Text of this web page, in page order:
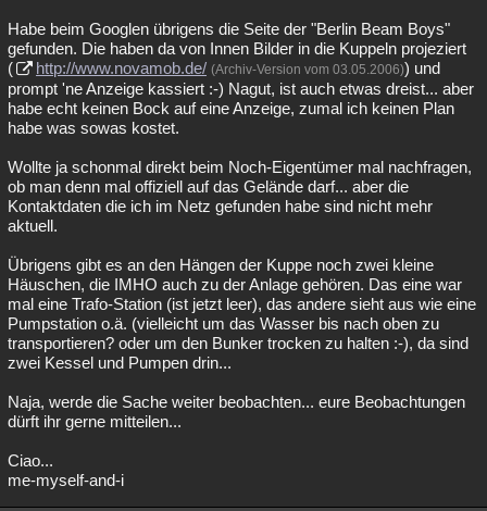
Habe beim Googlen übrigens die Seite der "Berlin Beam Boys"
gefunden. Die haben da von Innen Bilder in die Kuppeln projeziert
(
http://www.novamob.de/ (Archiv-Version vom 03.05.2006)) und
prompt 'ne Anzeige kassiert :-) Nagut, ist auch etwas dreist... aber
habe echt keinen Bock auf eine Anzeige, zumal ich keinen Plan
habe was sowas kostet.
Wollte ja schonmal direkt beim Noch-Eigentümer mal nachfragen,
ob man denn mal offiziell auf das Gelände darf... aber die
Kontaktdaten die ich im Netz gefunden habe sind nicht mehr
aktuell.
Übrigens gibt es an den Hängen der Kuppe noch zwei kleine
Häuschen, die IMHO auch zu der Anlage gehören. Das eine war
mal eine Trafo-Station (ist jetzt leer), das andere sieht aus wie eine
Pumpstation o.ä. (vielleicht um das Wasser bis nach oben zu
transportieren? oder um den Bunker trocken zu halten :-), da sind
zwei Kessel und Pumpen drin...
Naja, werde die Sache weiter beobachten... eure Beobachtungen
dürft ihr gerne mitteilen...
Ciao...
me-myself-and-i